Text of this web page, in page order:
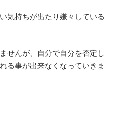
気持ちが出たり嫌々している
せんが、自分で自分を否定し
る事が出来なくなっていきま